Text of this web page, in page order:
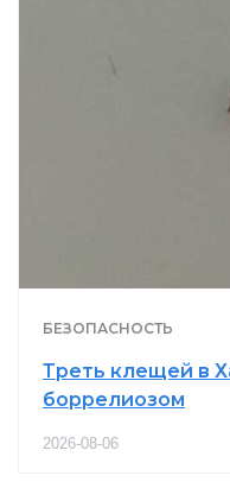
БЕЗОПАСНОСТЬ
Треть клещей в
боррелиозом
2026-08-06